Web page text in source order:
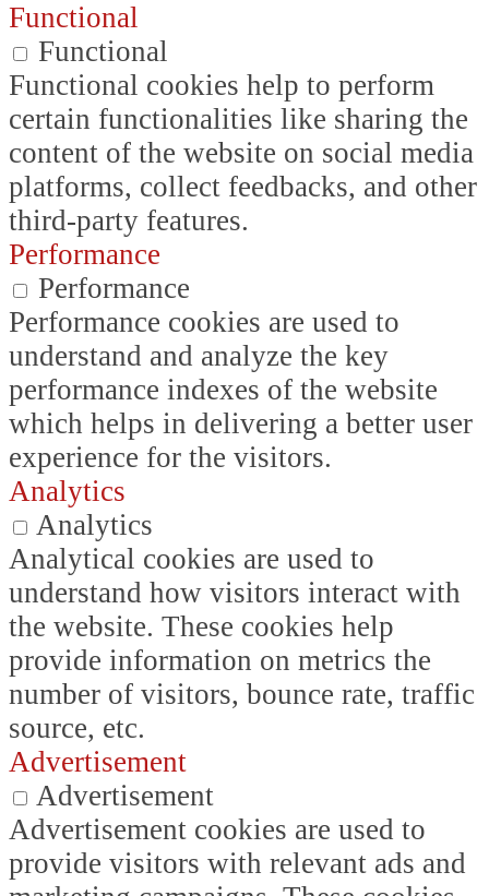
Functional
Functional
Functional cookies help to perform
certain functionalities like sharing the
content of the website on social media
platforms, collect feedbacks, and other
third-party features.
Performance
Performance
Performance cookies are used to
understand and analyze the key
performance indexes of the website
which helps in delivering a better user
experience for the visitors.
Analytics
Analytics
Analytical cookies are used to
understand how visitors interact with
the website. These cookies help
provide information on metrics the
number of visitors, bounce rate, traffic
source, etc.
Advertisement
Advertisement
Advertisement cookies are used to
provide visitors with relevant ads and